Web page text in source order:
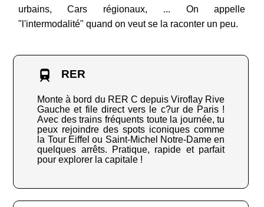
urbains, Cars régionaux, ... On appelle
"l'intermodalité" quand on veut se la raconter un peu.
RER
Monte à bord du RER C depuis Viroflay Rive
Gauche et file direct vers le c?ur de Paris !
Avec des trains fréquents toute la journée, tu
peux rejoindre des spots iconiques comme
la Tour Eiffel ou Saint-Michel Notre-Dame en
quelques arrêts. Pratique, rapide et parfait
pour explorer la capitale !